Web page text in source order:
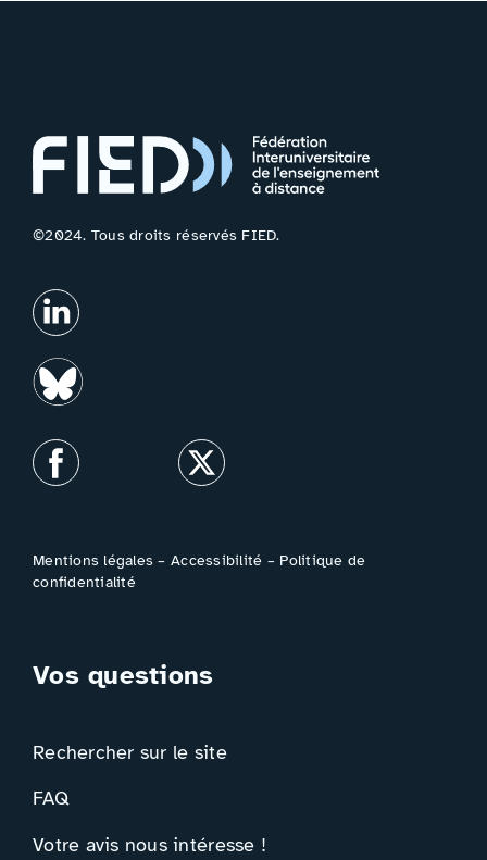
©2024. Tous droits réservés FIED.
Mentions légales –Accessibilité – Politique de
confidentialité
Vos questions
Rechercher sur le site
FAQ
Votre avis nous intéresse !